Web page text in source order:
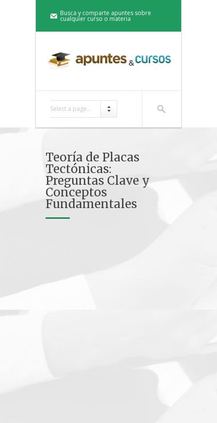
Busca y comparte apuntes sobre
cualquier curso o materia
Select a page...
Teoría de Placas
Tectónicas:
Preguntas Clave y
Conceptos
Fundamentales